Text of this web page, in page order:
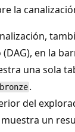
la
en la
una sola
.
del
un